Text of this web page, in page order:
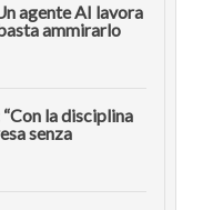
agente AI lavora
ammirarlo
la disciplina
senza